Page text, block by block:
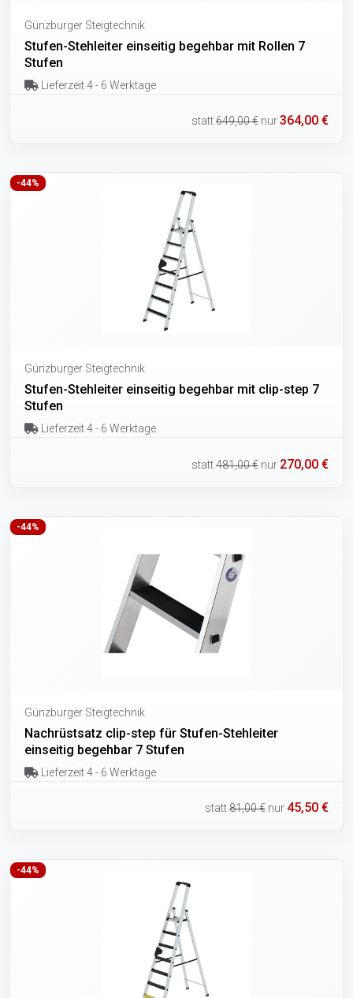
Günzburger Steigtechnik
Stufen-Stehleiter einseitig begehbar mit Rollen 7
Stufen
Lieferzeit 4 - 6 Werktage
statt649,00 € nur364,00 €
-44%
Günzburger Steigtechnik
Stufen-Stehleiter einseitig begehbar mit clip-step 7
Stufen
Lieferzeit 4 - 6 Werktage
statt481,00 € nur 270,00 €
-44%
Günzburger Steigtechnik
Nachrüstsatz clip-step für Stufen-Stehleiter
einseitig begehbar 7 Stufen
Lieferzeit 4 - 6 Werktage
statt81,00 € nur 45,50 €
-44%